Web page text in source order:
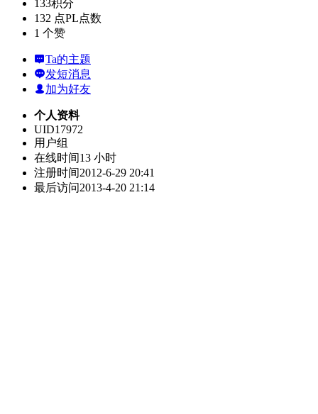
133积分
132 点PL点数
1 个赞
Ta的主题
发短消息
加为好友
个人资料
UID17972
用户组
在线时间13 小时
注册时间2012-6-29 20:41
最后访问2013-4-20 21:14